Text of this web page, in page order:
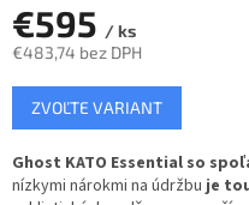
€595 / ks
€483,74 bez DPH
Jednotková
cena:
ZVOĽTE VARIANT
Ghost KATO Essential so
nízkymi nárokmi na údržbu je